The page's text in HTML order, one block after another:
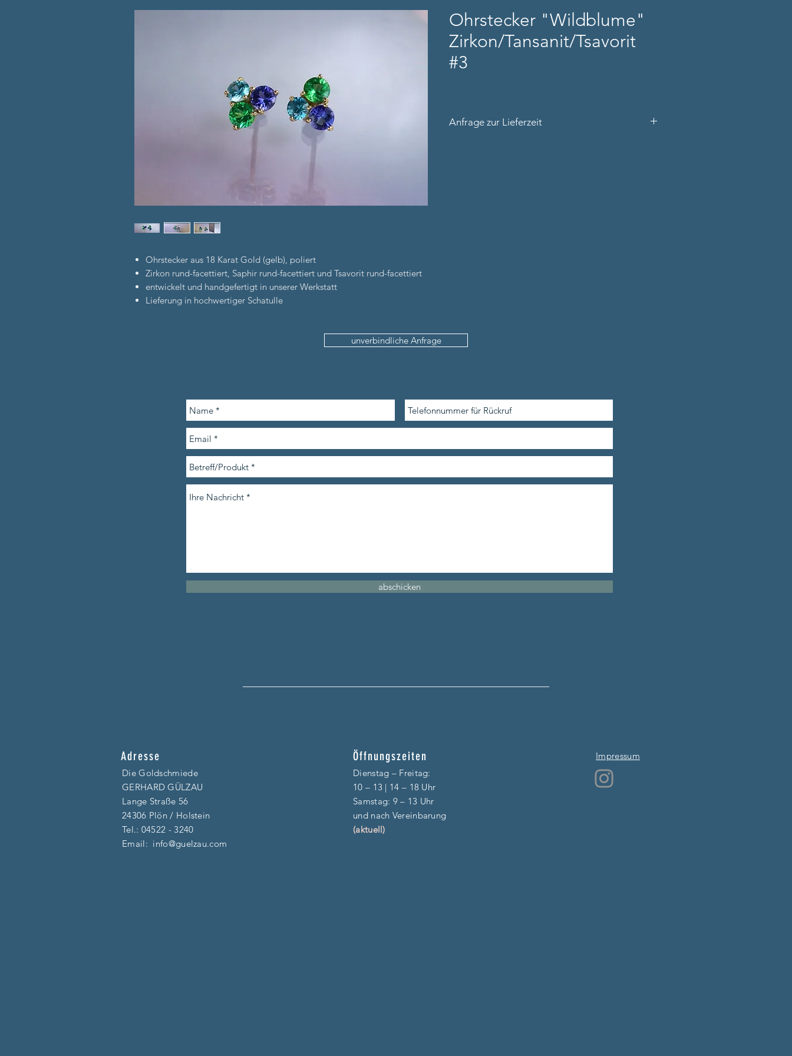
Ohrstecker aus 18 Karat Gold (gelb), poliert
Zirkon rund-facettiert, Saphir rund-facettiert und Tsavorit rund-facettiert
entwickelt und handgefertigt in unserer Werkstatt
Lieferung in hochwertiger Schatulle
Ohrstecker "Wildblume"
Zirkon/Tansanit/Tsavorit
#3
Anfrage zur Lieferzeit
unverbindliche Anfrage
abschicken
Adresse
Die Goldschmiede
GERHARD GÜLZAU
Lange Straße 56
24306 Plön / Holstein
Tel.: 04522 - 3240
Email: info@guelzau.com
Öffnungszeiten
Dienstag – Freitag:
10 – 13 | 14 – 18 Uhr
​​Samstag: 9 – 13 Uhr
und nach Vereinbarung
(aktuell)
Impressum